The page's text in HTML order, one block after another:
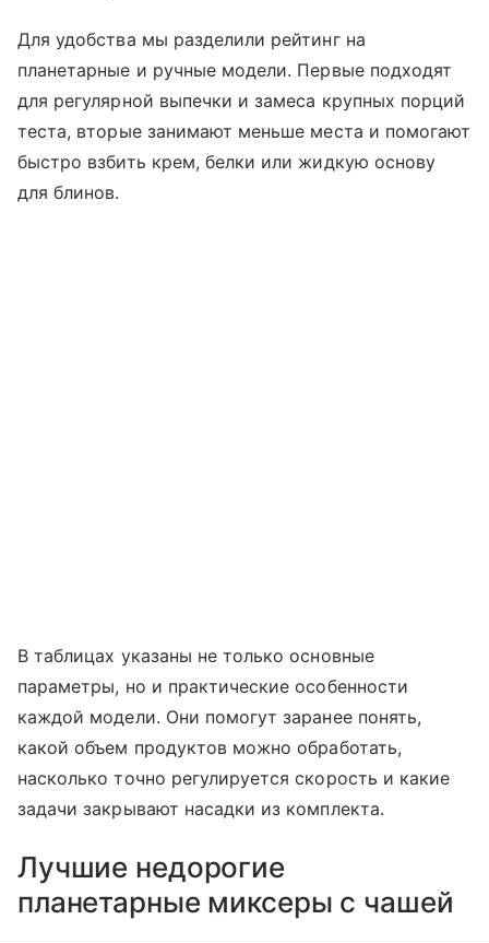
Для удобства мы разделили рейтинг на
планетарные и ручные модели. Первые подходят
для регулярной выпечки и замеса крупных порций
теста, вторые занимают меньше места и помогают
быстро взбить крем, белки или жидкую основу
для блинов.
В таблицах указаны не только основные
параметры, но и практические особенности
каждой модели. Они помогут заранее понять,
какой объем продуктов можно обработать,
насколько точно регулируется скорость и какие
задачи закрывают насадки из комплекта.
Лучшие недорогие
планетарные миксеры с чашей